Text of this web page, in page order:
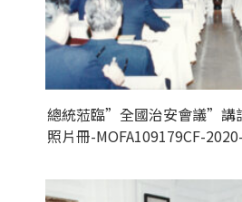
總統蒞臨”全國治安會議”講
照片冊-MOFA109179CF-